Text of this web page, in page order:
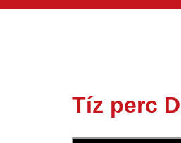
15 máj.
2020
Tíz perc